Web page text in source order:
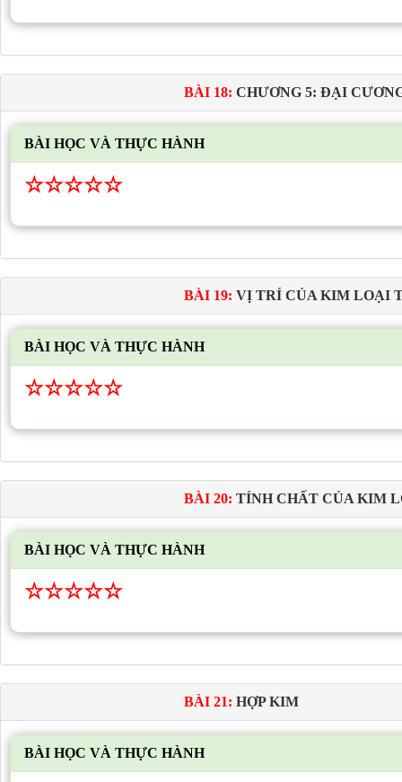
BÀI 18: CHƯƠNG 5: ĐẠI
BÀI HỌC VÀ THỰC HÀNH
☆☆☆☆☆
BÀI 19: VỊ TRÍ CỦA KIM LOẠI
BÀI HỌC VÀ THỰC HÀNH
☆☆☆☆☆
BÀI 20: TÍNH CHẤT CỦA KIM
BÀI HỌC VÀ THỰC HÀNH
☆☆☆☆☆
BÀI 21: HỢP KIM
BÀI HỌC VÀ THỰC HÀNH